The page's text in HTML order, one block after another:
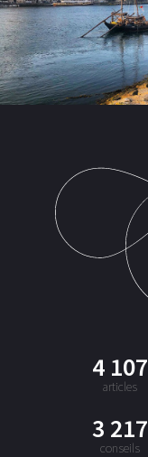
4 107
articles
3 217
conseils